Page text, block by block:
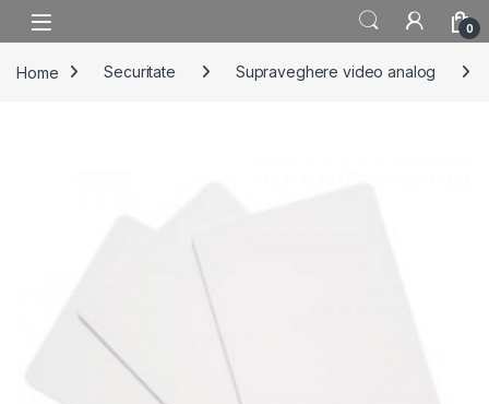
Skip to navigation
Skip to content
0
Home Securitate Supraveghere video analog